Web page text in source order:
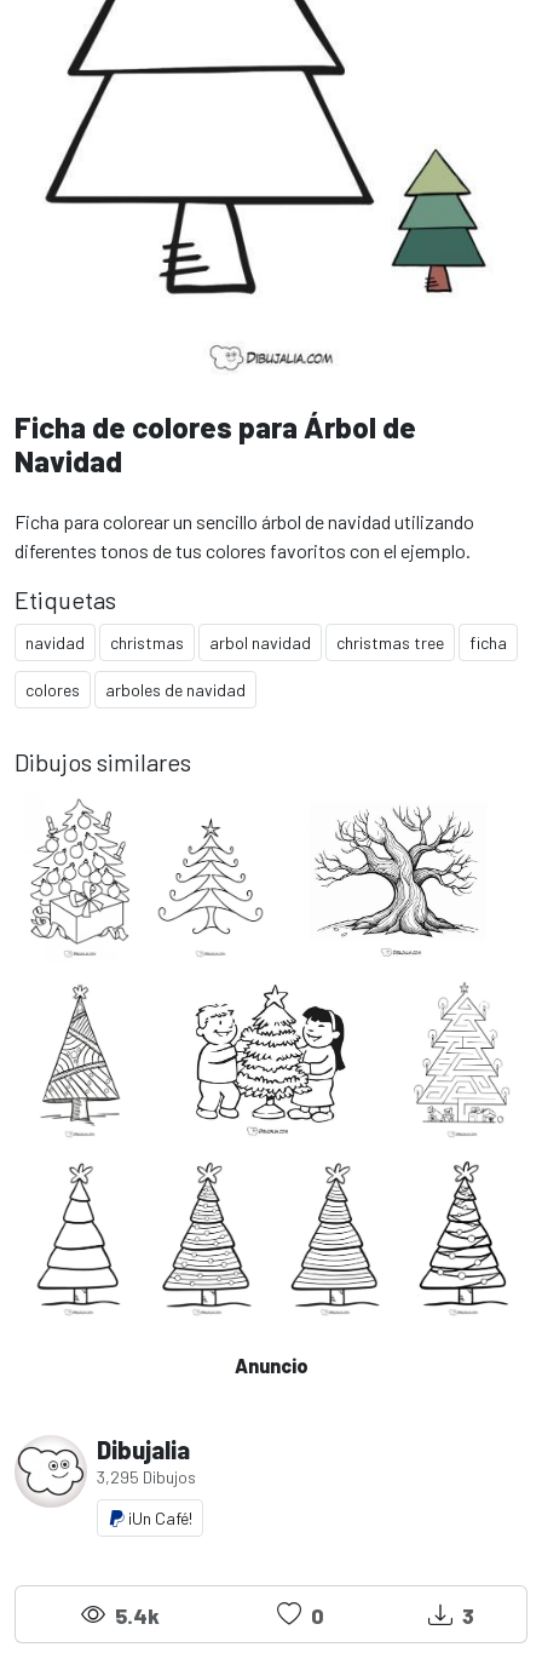
Ficha de colores para Árbol de
Navidad
Ficha para colorear un sencillo árbol de navidad utilizando
diferentes tonos de tus colores favoritos con el ejemplo.
Etiquetas
navidad christmas arbol navidad christmas tree ficha
colores arboles de navidad
Dibujos similares
Anuncio
Dibujalia
3,295 Dibujos
¡Un Café!
5.4k 0 3